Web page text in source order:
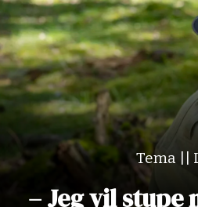
Tema ||
– Jeg vil stupe